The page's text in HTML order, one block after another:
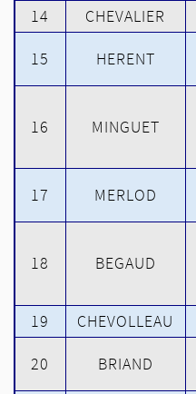
14
CHEVALIER
15 HERENT
16 MINGUET
17 MERLOD
18 BEGAUD
19 CHEVOLLEAU
20 BRIAND